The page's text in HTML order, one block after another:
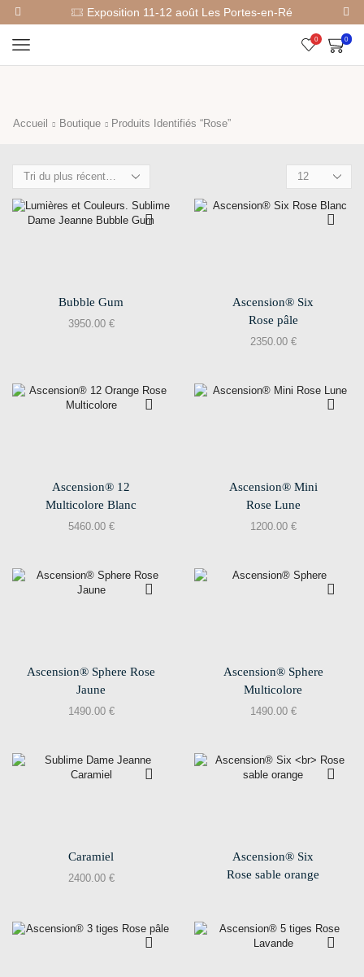
Exposition 11-12 août Les Portes-en-Ré
0 0
Accueil Boutique Produits Identifiés “Rose”
Bubble Gum
3950.00 €
Ascension® Six
Rose pâle
2350.00 €
Ascension® 12
Multicolore Blanc
5460.00 €
Ascension® Mini
Rose Lune
1200.00 €
Ascension® Sphere Rose
Jaune
1490.00 €
Ascension® Sphere
Multicolore
1490.00 €
Caramiel
2400.00 €
Ascension® Six
Rose sable orange